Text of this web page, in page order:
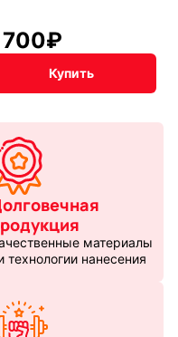
700₽
Купить
материалы
технологии нанесения